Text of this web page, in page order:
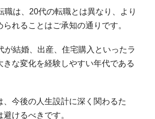
職は、20代の転職とは異なり、より
れることはご承知の通りです。
が結婚、出産、住宅購入といったラ
きな変化を経験しやすい年代である
、今後の人生設計に深く関わるた
けるべきです。